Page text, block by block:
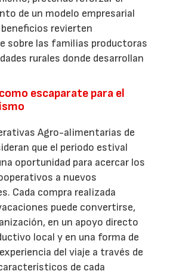
de un modelo empresarial
beneficios revierten
sobre las familias productoras
rurales donde desarrollan
escaparate para el
Agro-alimentarias de
que el periodo estival
oportunidad para acercar los
a nuevos
Cada compra realizada
puede convertirse,
en un apoyo directo
local y en una forma de
del viaje a través de
de cada